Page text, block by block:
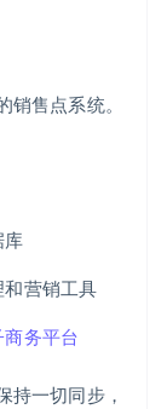
售点系统。
库
营销工具
商务平台
持一切同步，